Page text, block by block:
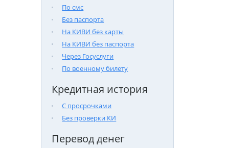
По смс
Без паспорта
На КИВИ без карты
На КИВИ без паспорта
Через Госуслуги
По военному билету
Кредитная история
С просрочками
Без проверки КИ
Перевод денег